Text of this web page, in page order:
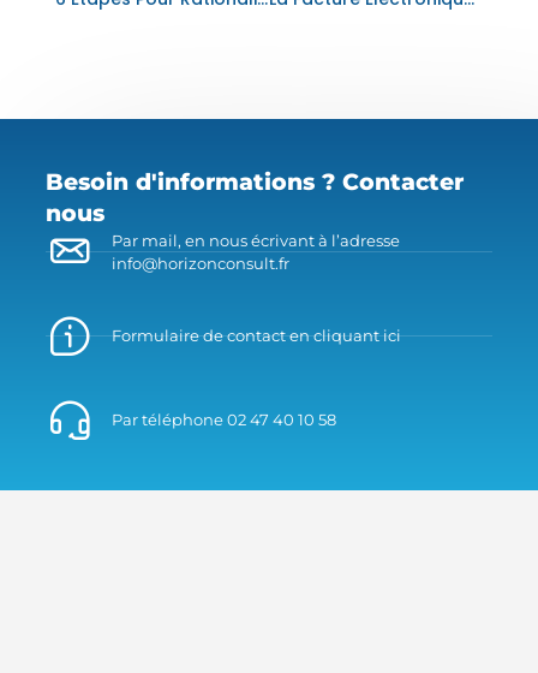
Besoin d'informations ? Contacter
nous
Par mail, en nous écrivant à l’adresse
info@horizonconsult.fr
Formulaire de contact en cliquant ici
Par téléphone 02 47 40 10 58